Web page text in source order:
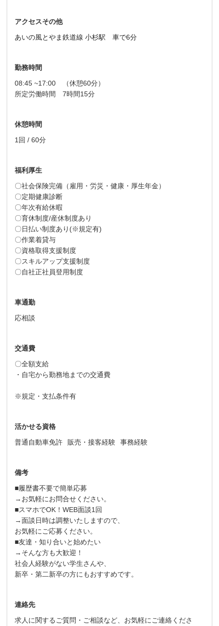
アクセスその他
あいの風とやま鉄道線 小杉駅 車で6分
勤務時間
08:45 ~17:00 （休憩60分）
所定労働時間 7時間15分
休憩時間
1回 / 60分
福利厚生
〇社会保険完備（雇用・労災・健康・厚生年金）
〇定期健康診断
〇年次有給休暇
〇育休制度/産休制度あり
〇日払い制度あり(※規定有)
〇作業着貸与
〇資格取得支援制度
〇スキルアップ支援制度
〇自社正社員登用制度
車通勤
応相談
交通費
〇全額支給
・自宅から勤務地までの交通費
※規定・支払条件有
活かせる資格
普通自動車免許
販売・接客経験 事務経験
備考
■履歴書不要で簡単応募
→お気軽にお問合せください。
■スマホでOK！WEB面談1回
→面談日時は調整いたしますので、
お気軽にご応募ください。
■友達・知り合いと始めたい
→そんな方も大歓迎！
社会人経験がない学生さんや、
新卒・第二新卒の方にもおすすめです。
連絡先
求人に関するご質問・ご相談など、お気軽にご連絡くださ